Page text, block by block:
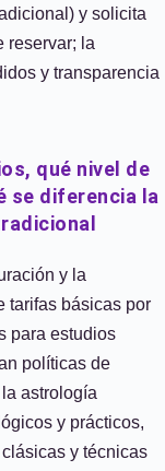
y solicita
reservar; la
y transparencia
qué nivel de
se diferencia la
y la
tarifas básicas por
para estudios
políticas de
astrología
y prácticos,
y técnicas